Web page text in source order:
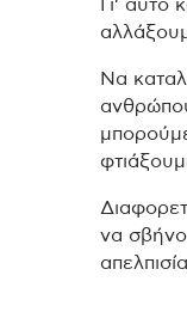
Γι’ αυτό
Να
να